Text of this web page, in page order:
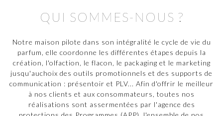
QUI SOMMES-NOUS ?
Notre maison pilote dans son intégralité le cycle de vie du
parfum, elle coordonne les différentes étapes depuis la
création, l'olfaction, le flacon, le packaging et le marketing
jusqu'auchoix des outils promotionnels et des supports de
communication : présentoir et PLV... Afin d'offrir le meilleur
à nos clients et aux consommateurs, toutes nos
réalisations sont assermentées par l'agence des